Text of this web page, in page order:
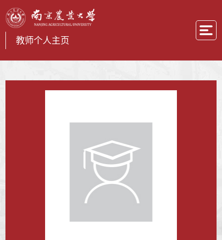
教师个人主页